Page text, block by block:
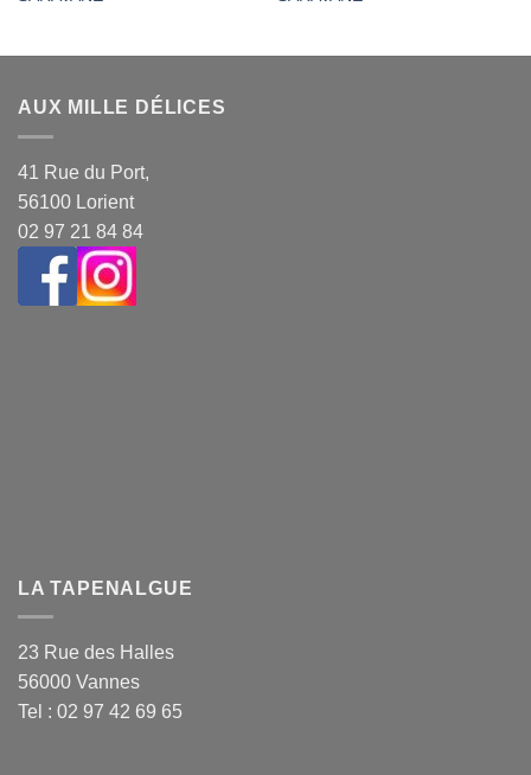
AUX MILLE DÉLICES
41 Rue du Port,
56100 Lorient
02 97 21 84 84
LA TAPENALGUE
23 Rue des Halles
56000 Vannes
Tel : 02 97 42 69 65